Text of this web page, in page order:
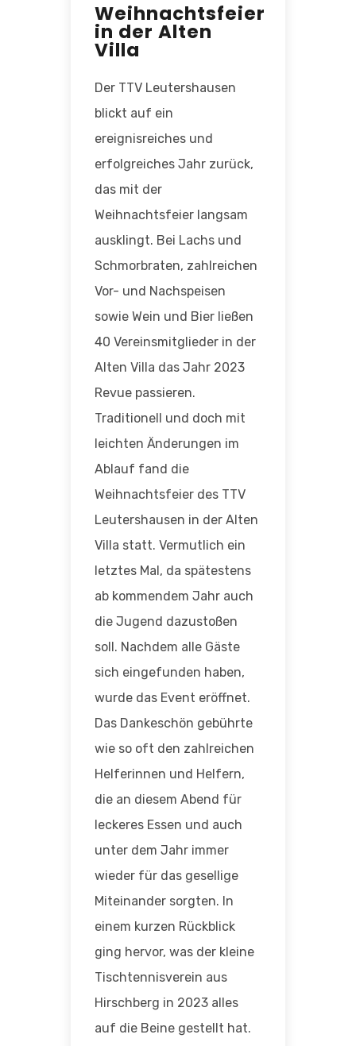
Weihnachtsfeier
in der Alten
Villa
Der TTV Leutershausen
blickt auf ein
ereignisreiches und
erfolgreiches Jahr zurück,
das mit der
Weihnachtsfeier langsam
ausklingt. Bei Lachs und
Schmorbraten, zahlreichen
Vor- und Nachspeisen
sowie Wein und Bier ließen
40 Vereinsmitglieder in der
Alten Villa das Jahr 2023
Revue passieren.
Traditionell und doch mit
leichten Änderungen im
Ablauf fand die
Weihnachtsfeier des TTV
Leutershausen in der Alten
Villa statt. Vermutlich ein
letztes Mal, da spätestens
ab kommendem Jahr auch
die Jugend dazustoßen
soll. Nachdem alle Gäste
sich eingefunden haben,
wurde das Event eröffnet.
Das Dankeschön gebührte
wie so oft den zahlreichen
Helferinnen und Helfern,
die an diesem Abend für
leckeres Essen und auch
unter dem Jahr immer
wieder für das gesellige
Miteinander sorgten. In
einem kurzen Rückblick
ging hervor, was der kleine
Tischtennisverein aus
Hirschberg in 2023 alles
auf die Beine gestellt hat.